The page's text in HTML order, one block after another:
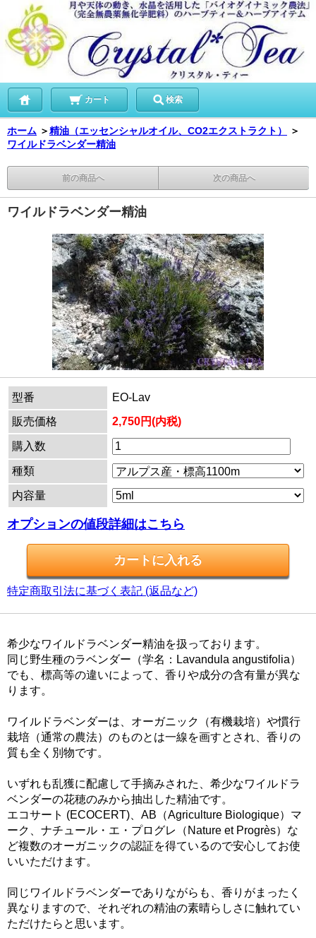
カート 検索
ホーム ＞精油（エッセンシャルオイル、CO2エクストラクト）
＞
ワイルドラベンダー精油
前の商品へ 次の商品へ
ワイルドラベンダー精油
型番
EO-Lav
販売価格
2,750円(内税)
購入数
種類
内容量
オプションの値段詳細はこちら
特定商取引法に基づく表記 (返品など)
希少なワイルドラベンダー精油を扱っております。
同じ野生種のラベンダー（学名：Lavandula angustifolia）
でも、標高等の違いによって、香りや成分の含有量が異な
ります。
ワイルドラベンダーは、オーガニック（有機栽培）や慣行
栽培（通常の農法）のものとは一線を画すとされ、香りの
質も全く別物です。
いずれも乱獲に配慮して手摘みされた、希少なワイルドラ
ベンダーの花穂のみから抽出した精油です。
エコサート (ECOCERT)、AB（Agriculture Biologique）マ
ーク、ナチュール・エ・プログレ（Nature et Progrès）な
ど複数のオーガニックの認証を得ているので安心してお使
いいただけます。
同じワイルドラベンダーでありながらも、香りがまったく
異なりますので、それぞれの精油の素晴らしさに触れてい
ただけたらと思います。